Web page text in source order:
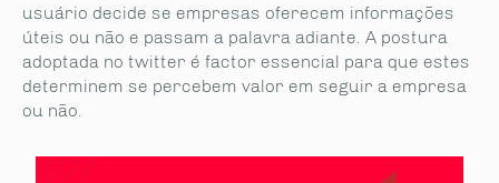
usuário decide se empresas oferecem informações
úteis ou não e passam a palavra adiante. A postura
adoptada no twitter é factor essencial para que estes
determinem se percebem valor em seguir a empresa
ou não.